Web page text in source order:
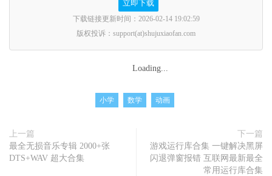
立即下载
下载链接更新时间：2026-02-14 19:02:59
版权投诉：support(at)shujuxiaofan.com
Loading...
小学 数学 动画
上一篇
最全无损音乐专辑 2000+张
DTS+WAV 超大合集
下一篇
游戏运行库合集 一键解决黑屏
闪退弹窗报错 互联网最新最全
常用运行库合集